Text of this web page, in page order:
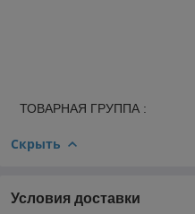
ТОВАРНАЯ ГРУППА :
Скрыть
Условия доставки